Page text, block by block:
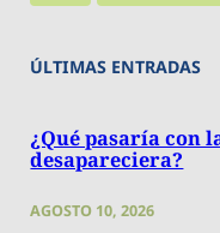
ÚLTIMAS ENTRADAS
¿Qué pasaría con
desapareciera?
AGOSTO 10, 2026